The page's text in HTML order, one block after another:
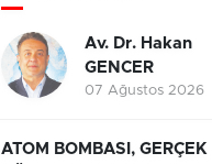
Av. Dr. Hakan
GENCER
07 Ağustos 2026
ATOM BOMBASI, GERÇEK